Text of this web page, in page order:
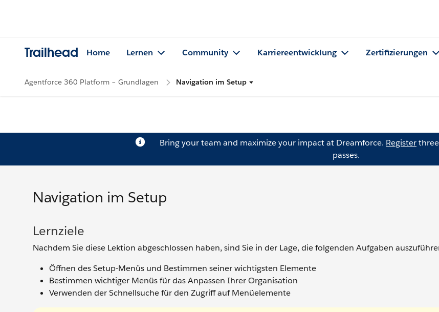
Trailhead Home Lernen Community Karriereentwicklung Zertifizierungen
Agentforce 360 Platform – Grundlagen Navigation im Setup
Bring your team and maximize your impact at Dreamforce. Register
passes.
Navigation im Setup
Lernziele
Nachdem Sie diese Lektion abgeschlossen haben, sind Sie in der Lage, die folgenden Aufgaben
Öffnen des Setup-Menüs und Bestimmen seiner wichtigsten Elemente
Bestimmen wichtiger Menüs für das Anpassen Ihrer Organisation
Verwenden der Schnellsuche für den Zugriff auf Menüelemente